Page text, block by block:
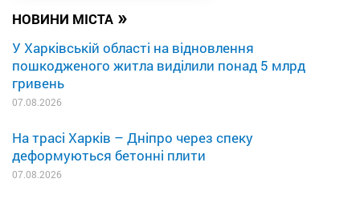
НОВИНИ МІСТА »
У Харківській області на відновлення
пошкодженого житла виділили понад 5 млрд
гривень
07.08.2026
На трасі Харків – Дніпро через спеку
деформуються бетонні плити
07.08.2026